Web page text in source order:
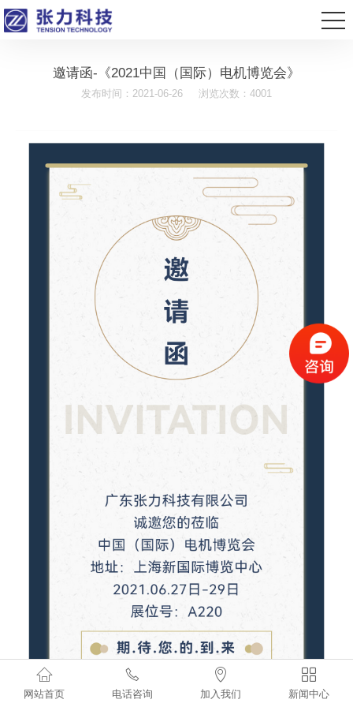
邀请函-《2021中国（国际）电机博览会》
发布时间：2021-06-26 浏览次数：4001

网站首页

电话咨询

加入我们

新闻中心